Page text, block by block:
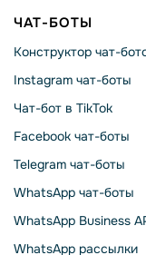
ЧАТ-БОТЫ
Конструктор чат-
Instagram чат-боты
Чат-бот в TikTok
Facebook чат-боты
Telegram чат-боты
WhatsApp чат-боты
WhatsApp Business
WhatsApp рассылки